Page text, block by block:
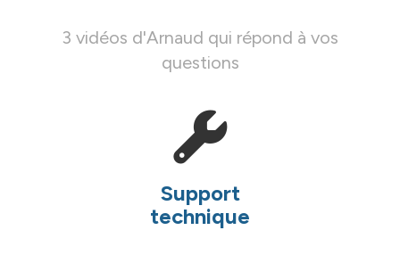
3 vidéos d'Arnaud qui répond à vos
questions
Support
technique